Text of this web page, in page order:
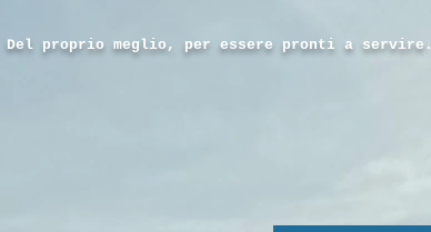
Del proprio meglio, per essere pronti a servire.